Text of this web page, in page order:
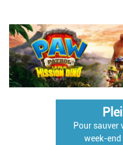
Pour sauver
week-end